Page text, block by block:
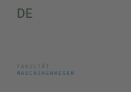
DE